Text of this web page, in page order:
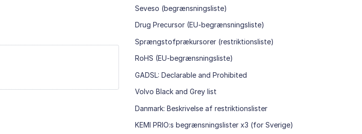
Seveso (begrænsningsliste)
Drug Precursor (EU-begrænsningsliste)
Sprængstofprækursorer (restriktionsliste)
RoHS (EU-begrænsningsliste)
GADSL: Declarable and Prohibited
Volvo Black and Grey list
Danmark: Beskrivelse af restriktionslister
KEMI PRIO:s begrænsningslister x3 (for Sverige)